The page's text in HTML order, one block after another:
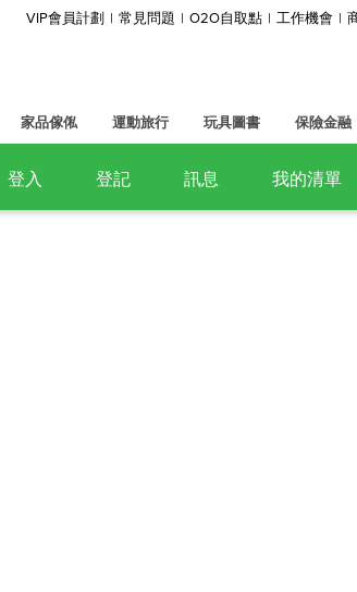
VIP會員計劃 常見問題 O2O自取點 工作機會
家品傢俬 運動旅行 玩具圖書 保險金融
登入 登記 訊息 我的清單